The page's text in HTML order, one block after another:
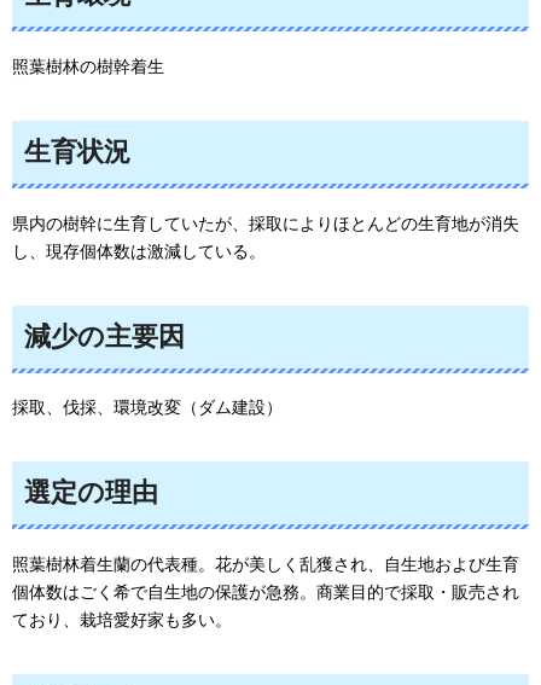
照葉樹林の樹幹着生
生育状況
県内の樹幹に生育していたが、採取によりほとんどの生育地が消失
し、現存個体数は激減している。
減少の主要因
採取、伐採、環境改変（ダム建設）
選定の理由
照葉樹林着生蘭の代表種。花が美しく乱獲され、自生地および生育
個体数はごく希で自生地の保護が急務。商業目的で採取・販売され
ており、栽培愛好家も多い。